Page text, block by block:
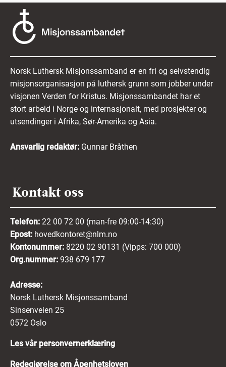
Norsk Luthersk Misjonssamband er en fri og selvstendig
misjonsorganisasjon på luthersk grunn som jobber under
visjonen Verden for Kristus. Misjonssambandet har et
stort arbeid i Norge og internasjonalt, med prosjekter og
utsendinger i Afrika, Sør-Amerika og Asia.
Ansvarlig redaktør: Gunnar Bråthen
Kontakt oss
Telefon: 22 00 72 00 (man-fre 09:00-14:30)
Epost: hovedkontoret@nlm.no
Kontonummer: 8220 02 90131 (Vipps: 700 000)
Org.nummer: 938 679 177
Adresse:
Norsk Luthersk Misjonssamband
Sinsenveien 25
0572 Oslo
Les vår personvernerklæring
Redegjørelse om Åpenhetsloven